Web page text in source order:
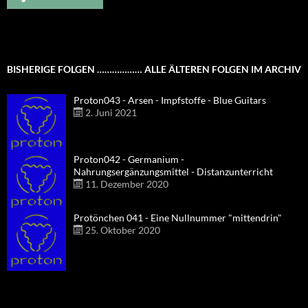
BISHERIGE FOLGEN ……………… ALLE ÄLTEREN FOLGEN IM ARCHIV
Proton043 - Arsen - Impfstoffe - Blue Guitars
2. Juni 2021
Proton042 - Germanium -
Nahrungsergänzungsmittel - Distanzunterricht
11. Dezember 2020
Protönchen 041 - Eine Nullnummer "mittendrin"
25. Oktober 2020